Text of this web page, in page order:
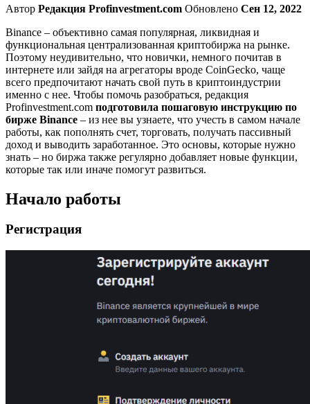
Автор Редакция Profinvestment.com Обновлено Сен 12, 2022
Binance – объективно самая популярная, ликвидная и
функциональная централизованная криптобиржа на рынке.
Поэтому неудивительно, что новички, немного почитав в
интернете или зайдя на агрегаторы вроде CoinGecko, чаще
всего предпочитают начать свой путь в криптоиндустрии
именно с нее. Чтобы помочь разобраться, редакция
Profinvestment.com подготовила пошаговую инструкцию по
бирже Binance – из нее вы узнаете, что учесть в самом начале
работы, как пополнять счет, торговать, получать пассивный
доход и выводить заработанное. Это основы, которые нужно
знать – но биржа также регулярно добавляет новые функции,
которые так или иначе помогут развиться.
Начало работы
Регистрация